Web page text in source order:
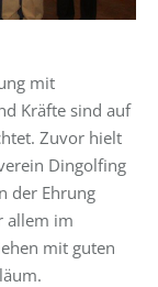
mit
Kräfte sind auf
Zuvor hielt
Dingolfing
der Ehrung
allem im
mit guten